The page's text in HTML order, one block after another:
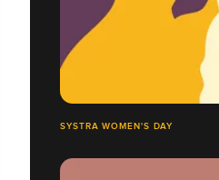
SYSTRA WOMEN'S DAY